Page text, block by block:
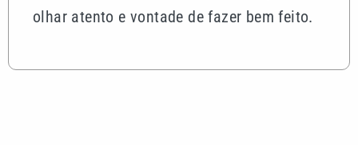
olhar atento e vontade de fazer bem feito.